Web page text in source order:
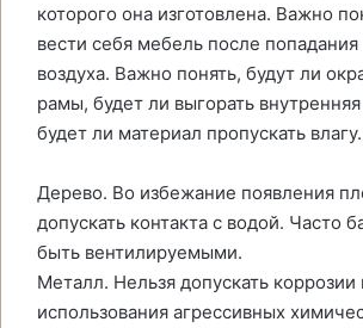
которого она изготовлена. Важно
вести себя мебель после
воздуха. Важно понять, будут ли
рамы, будет ли выгорать
будет ли материал пропускать влагу.
Дерево. Во избежание появления
допускать контакта с водой. Часто
быть вентилируемыми.
Металл. Нельзя допускать коррозии
использования агрессивных